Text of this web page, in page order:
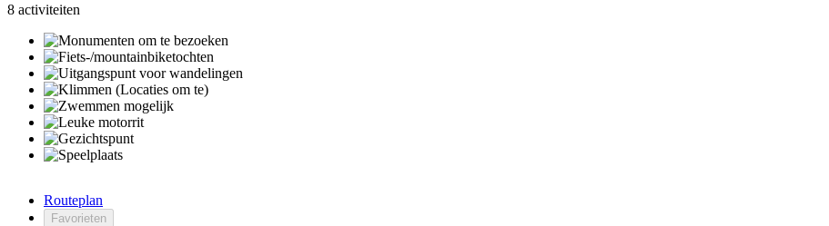
8 activiteiten
Routeplan
Favorieten